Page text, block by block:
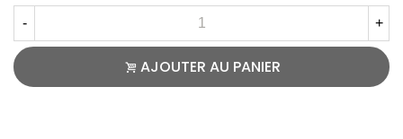
- +
AJOUTER AU PANIER